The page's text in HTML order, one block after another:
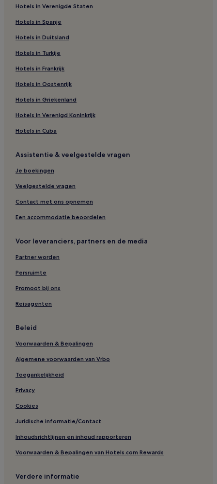
Hotels in Verenigde Staten
Hotels in Spanje
Hotels in Duitsland
Hotels in Turkije
Hotels in Frankrijk
Hotels in Oostenrijk
Hotels in Griekenland
Hotels in Verenigd Koninkrijk
Hotels in Cuba
Assistentie & veelgestelde vragen
Je boekingen
Veelgestelde vragen
Contact met ons opnemen
Een accommodatie beoordelen
Voor leveranciers, partners en de media
Partner worden
Persruimte
Promoot bij ons
Reisagenten
Beleid
Voorwaarden & Bepalingen
Algemene voorwaarden van Vrbo
Toegankelijkheid
Privacy
Cookies
Juridische informatie/Contact
Inhoudsrichtlijnen en inhoud rapporteren
Voorwaarden & Bepalingen van Hotels.com Rewards
Verdere informatie